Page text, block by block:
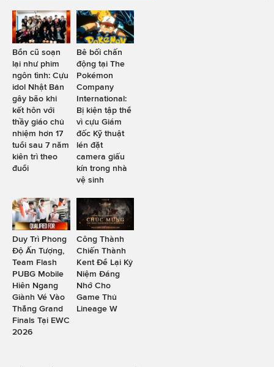
Bổn cũ soạn
lại như phim
ngôn tình: Cựu
idol Nhật Bản
gây bão khi
kết hôn với
thầy giáo chủ
nhiệm hơn 17
tuổi sau 7 năm
kiên trì theo
đuổi
Bê bối chấn
động tại The
Pokémon
Company
International:
Bị kiện tập thể
vì cựu Giám
đốc Kỹ thuật
lén đặt
camera giấu
kín trong nhà
vệ sinh
Duy Trì Phong
Độ Ấn Tượng,
Team Flash
PUBG Mobile
Hiên Ngang
Giành Vé Vào
Thẳng Grand
Finals Tại EWC
2026
Công Thành
Chiến Thành
Kent Để Lại Kỷ
Niệm Đáng
Nhớ Cho
Game Thủ
Lineage W